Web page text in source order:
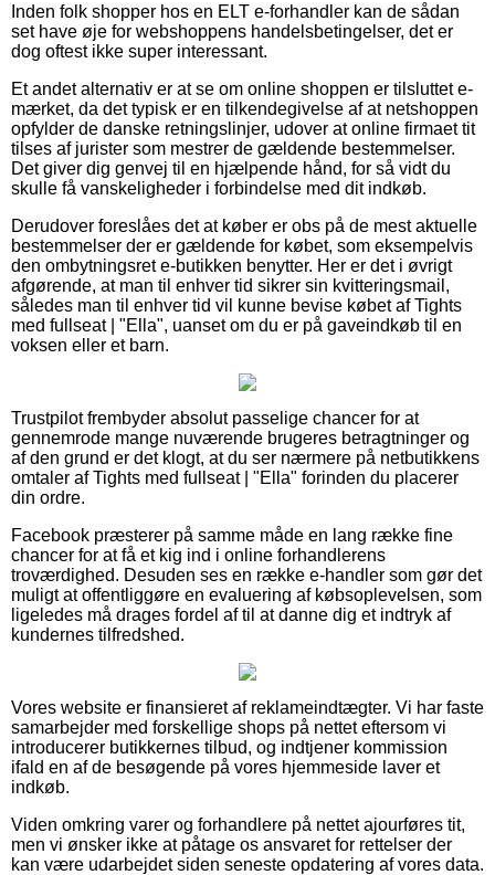
Inden folk shopper hos en ELT e-forhandler kan de sådan
set have øje for webshoppens handelsbetingelser, det er
dog oftest ikke super interessant.
Et andet alternativ er at se om online shoppen er tilsluttet e-
mærket, da det typisk er en tilkendegivelse af at netshoppen
opfylder de danske retningslinjer, udover at online firmaet tit
tilses af jurister som mestrer de gældende bestemmelser.
Det giver dig genvej til en hjælpende hånd, for så vidt du
skulle få vanskeligheder i forbindelse med dit indkøb.
Derudover foreslåes det at køber er obs på de mest aktuelle
bestemmelser der er gældende for købet, som eksempelvis
den ombytningsret e-butikken benytter. Her er det i øvrigt
afgørende, at man til enhver tid sikrer sin kvitteringsmail,
således man til enhver tid vil kunne bevise købet af Tights
med fullseat | "Ella", uanset om du er på gaveindkøb til en
voksen eller et barn.
Trustpilot frembyder absolut passelige chancer for at
gennemrode mange nuværende brugeres betragtninger og
af den grund er det klogt, at du ser nærmere på netbutikkens
omtaler af Tights med fullseat | "Ella" forinden du placerer
din ordre.
Facebook præsterer på samme måde en lang række fine
chancer for at få et kig ind i online forhandlerens
troværdighed. Desuden ses en række e-handler som gør det
muligt at offentliggøre en evaluering af købsoplevelsen, som
ligeledes må drages fordel af til at danne dig et indtryk af
kundernes tilfredshed.
Vores website er finansieret af reklameindtægter. Vi har faste
samarbejder med forskellige shops på nettet eftersom vi
introducerer butikkernes tilbud, og indtjener kommission
ifald en af de besøgende på vores hjemmeside laver et
indkøb.
Viden omkring varer og forhandlere på nettet ajourføres tit,
men vi ønsker ikke at påtage os ansvaret for rettelser der
kan være udarbejdet siden seneste opdatering af vores data.